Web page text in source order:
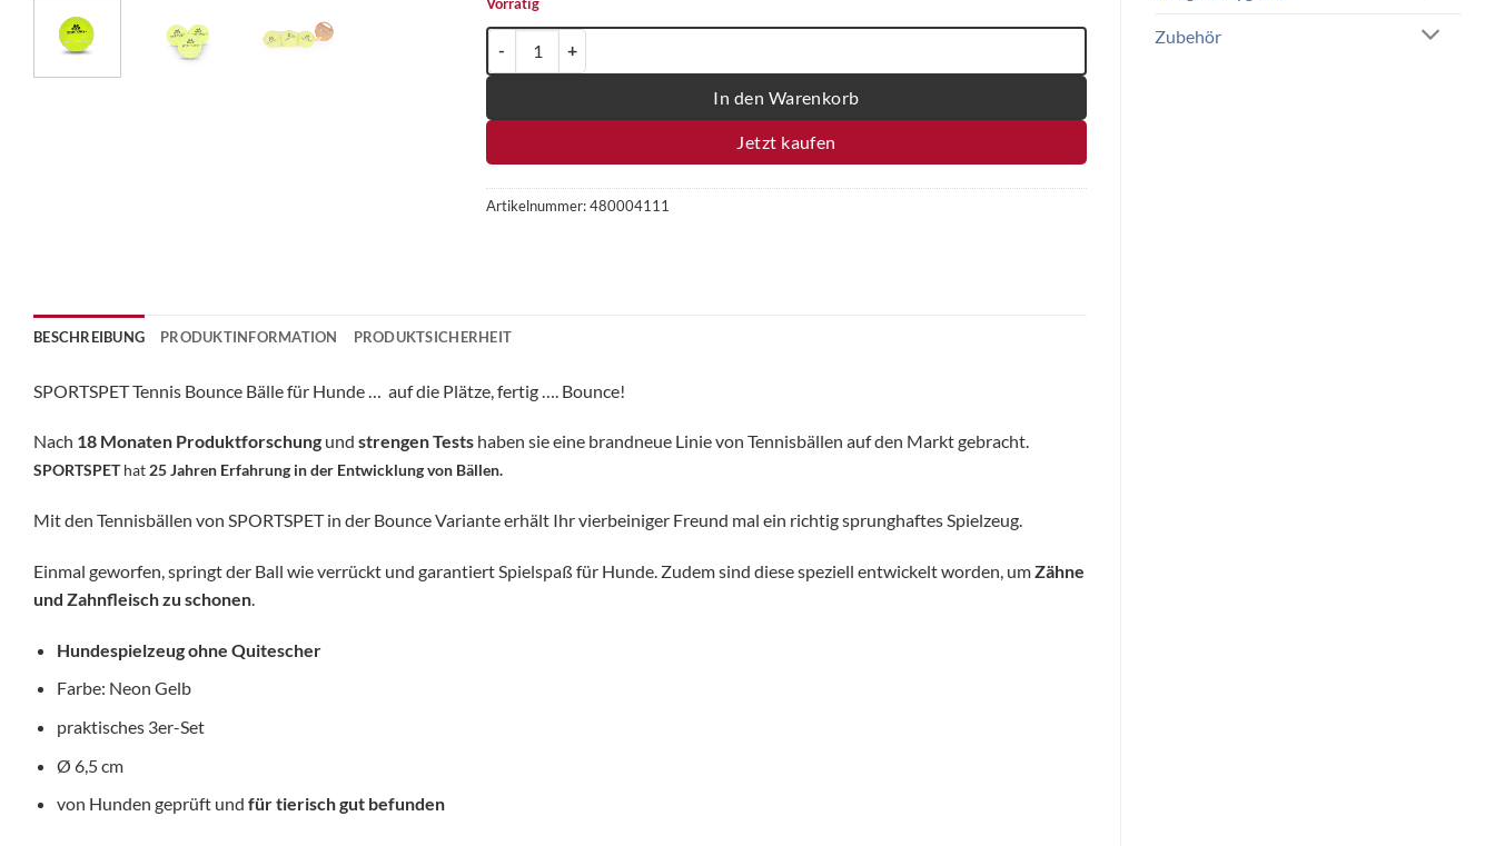
Zubehör
In den Warenkorb
Jetzt kaufen
Artikelnummer:480004111
BESCHREIBUNG PRODUKTINFORMATION PRODUKTSICHERHEIT
SPORTSPET Tennis Bounce Bälle für Hunde … auf die Plätze, fertig …. Bounce!
Nach 18 Monaten Produktforschung und strengen Tests haben sie eine brandneue Linie von Tennisbällen auf den Markt gebracht.
SPORTSPEThat 25 Jahren Erfahrung in der Entwicklung von Bällen.
Mit den Tennisbällen von SPORTSPET in der Bounce Variante erhält Ihr vierbeiniger Freund mal ein richtig sprunghaftes Spielzeug.
Einmal geworfen, springt der Ball wie verrückt und garantiert Spielspaß für Hunde. Zudem sind diese speziell entwickelt worden, umZähne
und Zahnfleisch zu schonen.
Hundespielzeug ohne Quitescher
Farbe: Neon Gelb
praktisches 3er-Set
Ø 6,5 cm
von Hunden geprüft und für tierisch gut befunden